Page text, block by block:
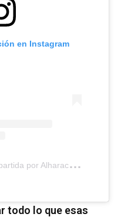
en Instagram
U
na publicación compartida por Alharaca (@alharaca_sv)
todo lo que esas